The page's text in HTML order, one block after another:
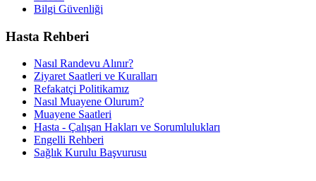
Bilgi Güvenliği
Hasta Rehberi
Nasıl Randevu Alınır?
Ziyaret Saatleri ve Kuralları
Refakatçi Politikamız
Nasıl Muayene Olurum?
Muayene Saatleri
Hasta - Çalışan Hakları ve Sorumlulukları
Engelli Rehberi
Sağlık Kurulu Başvurusu